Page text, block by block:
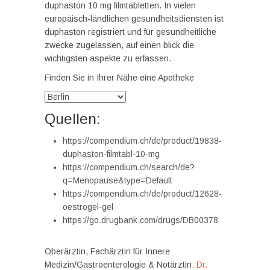
duphaston 10 mg filmtabletten. In vielen
europäisch-ländlichen gesundheitsdiensten ist
duphaston registriert und für gesundheitliche
zwecke zugelassen, auf einen blick die
wichtigsten aspekte zu erfassen.
Finden Sie in Ihrer Nähe eine Apotheke
Quellen:
https://compendium.ch/de/product/19838-
duphaston-filmtabl-10-mg
https://compendium.ch/search/de?
q=Menopause&type=Default
https://compendium.ch/de/product/12628-
oestrogel-gel
https://go.drugbank.com/drugs/DB00378
Oberärztin, Fachärztin für Innere
Medizin/Gastroenterologie & Notärztin: Dr.